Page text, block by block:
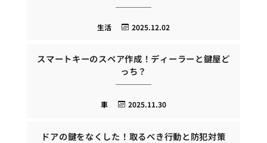
2025.12.02
生活
スマートキーのスペア作成！ディーラーと鍵屋ど
っち？
2025.11.30
車
ドアの鍵をなくした！取るべき行動と防犯対策